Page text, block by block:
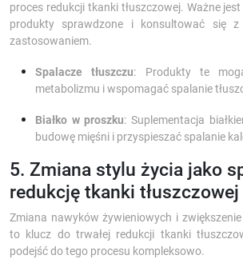
proces redukcji tkanki tłuszczowej. Ważne
produkty sprawdzone i konsultować się
zastosowaniem.
Spalacze tłuszczu: Produkty te
metabolizmu i wspomagać spalanie
Białko w proszku: Suplementacja
budowę mięśni i przyspieszać spalanie
5. Zmiana stylu życia jako
redukcję tkanki tłuszczowej
Zmiana nawyków żywieniowych i
to klucz do trwałej redukcji tkanki
podejść do tego procesu kompleksowo.